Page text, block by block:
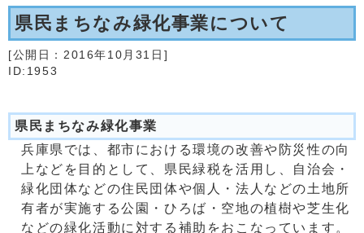
県民まちなみ緑化事業について
[公開日： 2016年10月31日 ]
ID:1953
県民まちなみ緑化事業
兵庫県では、都市における環境の改善や防災性の向
上などを目的として、県民緑税を活用し、自治会・
緑化団体などの住民団体や個人・法人などの土地所
有者が実施する公園・ひろば・空地の植樹や芝生化
などの緑化活動に対する補助をおこなっています。